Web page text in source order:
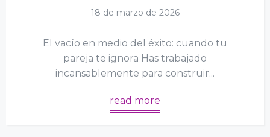
18 de marzo de 2026
El vacío en medio del éxito: cuando tu
pareja te ignora Has trabajado
incansablemente para construir...
read more